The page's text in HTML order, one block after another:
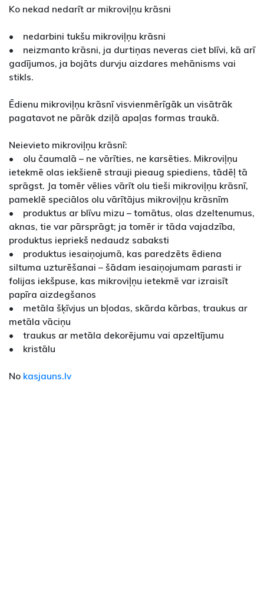
Ko nekad nedarīt ar mikroviļņu krāsni
• nedarbini tukšu mikroviļņu krāsni
• neizmanto krāsni, ja durtiņas neveras ciet blīvi, kā arī
gadījumos, ja bojāts durvju aizdares mehānisms vai
stikls.
Ēdienu mikroviļņu krāsnī visvienmērīgāk un visātrāk
pagatavot ne pārāk dziļā apaļas formas traukā.
Neievieto mikroviļņu krāsnī:
• olu čaumalā – ne vārīties, ne karsēties. Mikroviļņu
ietekmē olas iekšienē strauji pieaug spiediens, tādēļ tā
sprāgst. Ja tomēr vēlies vārīt olu tieši mikroviļņu krāsnī,
pameklē speciālos olu vārītājus mikroviļņu krāsnīm
• produktus ar blīvu mizu – tomātus, olas dzeltenumus,
aknas, tie var pārsprāgt; ja tomēr ir tāda vajadzība,
produktus iepriekš nedaudz sabaksti
• produktus iesaiņojumā, kas paredzēts ēdiena
siltuma uzturēšanai – šādam iesaiņojumam parasti ir
folijas iekšpuse, kas mikroviļņu ietekmē var izraisīt
papīra aizdegšanos
• metāla šķīvjus un bļodas, skārda kārbas, traukus ar
metāla vāciņu
• traukus ar metāla dekorējumu vai apzeltījumu
• kristālu
No kasjauns.lv